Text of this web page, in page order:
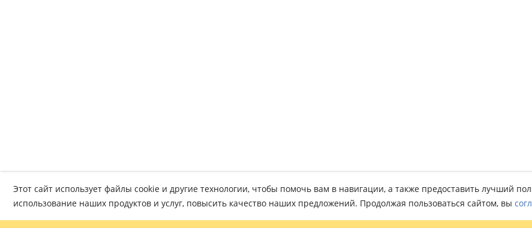
Этот сайт использует файлы cookie и другие технологии, чтобы помочь вам в навигации, а также предоставить лучший
использование наших продуктов и услуг, повысить качество наших предложений. Продолжая пользоваться сайтом, вы